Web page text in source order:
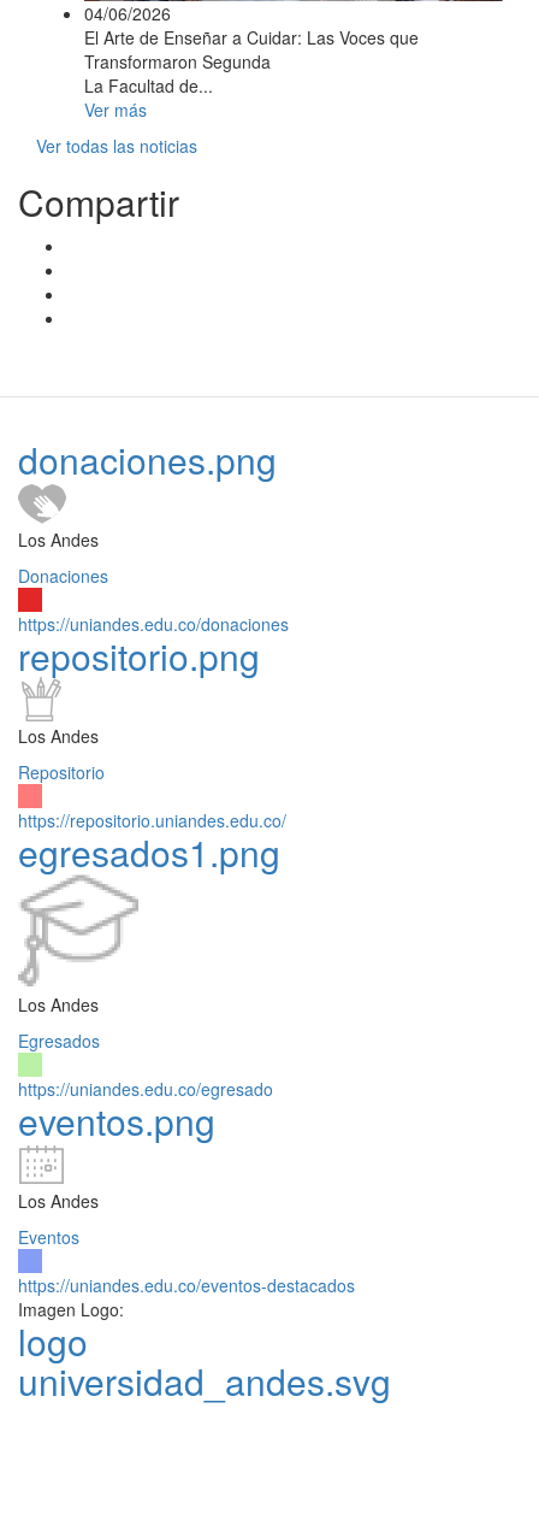
04/06/2026
El Arte de Enseñar a Cuidar: Las Voces que
Transformaron Segunda
La Facultad de...
Ver más
Ver todas las noticias
Compartir
donaciones.png
Los Andes
Donaciones
https://uniandes.edu.co/donaciones
repositorio.png
Los Andes
Repositorio
https://repositorio.uniandes.edu.co/
egresados1.png
Los Andes
Egresados
https://uniandes.edu.co/egresado
eventos.png
Los Andes
Eventos
https://uniandes.edu.co/eventos-destacados
Imagen Logo:
logo
universidad_andes.svg